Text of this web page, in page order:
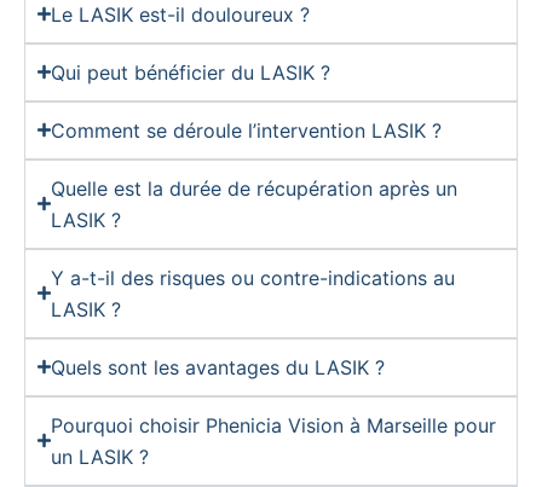
Le LASIK est-il douloureux ?
Qui peut bénéficier du LASIK ?
Comment se déroule l’intervention LASIK ?
Quelle est la durée de récupération après un
LASIK ?
Y a-t-il des risques ou contre-indications au
LASIK ?
Quels sont les avantages du LASIK ?
Pourquoi choisir Phenicia Vision à Marseille pour
un LASIK ?